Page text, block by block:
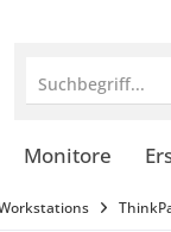
Suchbegriff...
Monitore